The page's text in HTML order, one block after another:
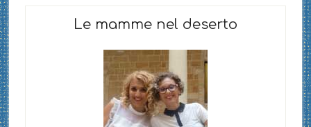
Le mamme nel deserto